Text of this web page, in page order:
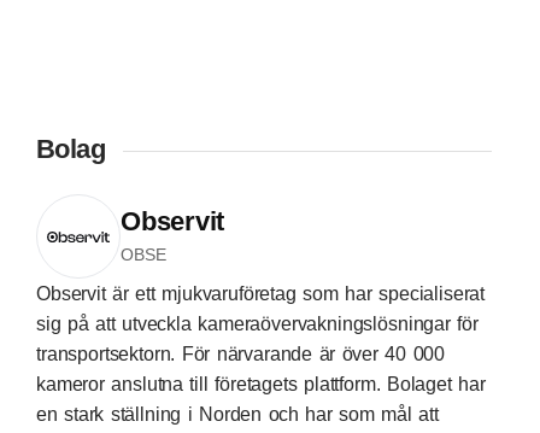
Bolag
Observit
OBSE
Observit är ett mjukvaruföretag som har specialiserat
sig på att utveckla kameraövervakningslösningar för
transportsektorn. För närvarande är över 40 000
kameror anslutna till företagets plattform. Bolaget har
en stark ställning i Norden och har som mål att